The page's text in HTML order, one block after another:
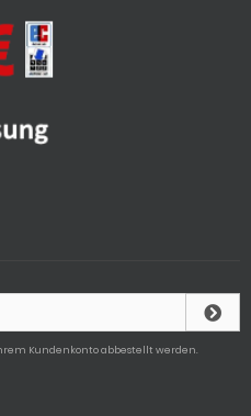
Kundenkonto abbestellt werden.